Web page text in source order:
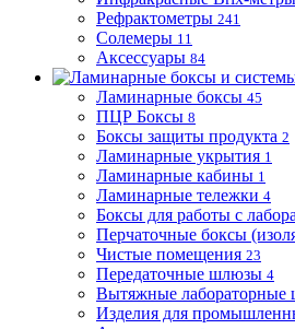
Рефрактометры 241
Солемеры 11
Аксессуары 84
Ламинарные боксы 45
ПЦР Боксы 8
Боксы защиты продукта 2
Ламинарные укрытия 1
Ламинарные кабины 1
Ламинарные тележки 4
Боксы для работы с
Перчаточные боксы
Чистые помещения 23
Передаточные шлюзы 4
Вытяжные лабораторные
Изделия для